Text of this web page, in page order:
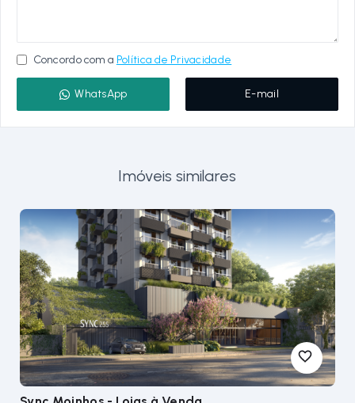
Concordo com a Política de Privacidade
WhatsApp E-mail
Imóveis similares